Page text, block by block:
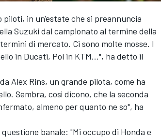
in un'estate che si preannuncia
Suzuki dal campionato al termine della
di mercato. Ci sono molte mosse. I
in Ducati, Pol in KTM...", ha detto il
Alex Rins, un grande pilota, come ha
Sembra, così dicono, che la seconda
almeno per quanto ne so", ha
banale: "Mi occupo di Honda e